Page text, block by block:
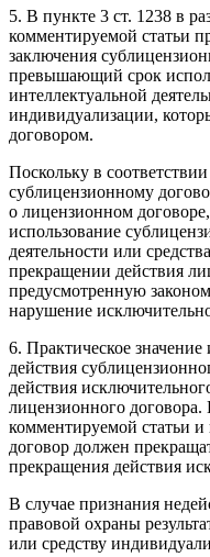
5. В пункте 3 ст. 1238 в
комментируемой статьи
заключения
превышающий срок
интеллектуальной
индивидуализации,
договором.
Поскольку в
сублицензионному
о лицензионном
использование
деятельности или
прекращении действия
предусмотренную
нарушение
6. Практическое значение
действия
действия
лицензионного договора.
комментируемой статьи
договор должен
прекращения действия
В случае признания
правовой охраны
или средству